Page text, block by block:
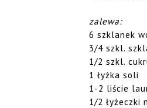
zalewa:
6 szklanek
3/4 szkl.
1/2 szkl.
1 łyżka soli
1-2 liście
1/2 łyżeczki